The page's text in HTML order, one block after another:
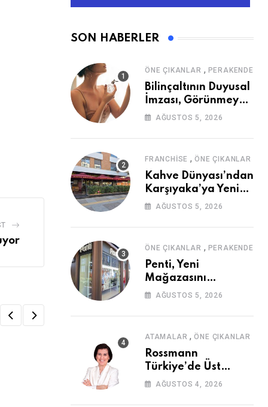
SON HABERLER
ÖNE ÇIKANLAR , PERAKENDE
Bilinçaltının Duyusal
İmzası, Görünmeyen
GüçAĞUSTOS 5, 2026
FRANCHISE ,ÖNE ÇIKANLAR
Kahve Dünyası’ndan
Karşıyaka’ya Yeni
Mağaza
AĞUSTOS 5, 2026
ÖNE ÇIKANLAR , PERAKENDE
Penti, Yeni
Mağazasını
Galataport’ta
AĞUSTOS 5, 2026
ATAMALAR ,ÖNE ÇIKANLAR
Rossmann
Türkiye’de Üst
Düzey Atama
AĞUSTOS 4, 2026